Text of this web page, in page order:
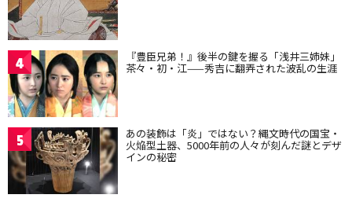
4 『豊臣兄弟！』後半の鍵を握る「浅井三姉妹」
茶々・初・江——秀吉に翻弄された波乱の生涯
5 あの装飾は「炎」ではない？縄文時代の国宝・
火焔型土器、5000年前の人々が刻んだ謎とデザ
インの秘密